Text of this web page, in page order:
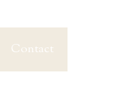
Contact